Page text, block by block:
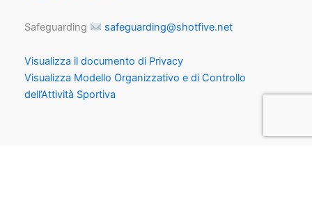
Safeguarding safeguarding@shotfive.net
Visualizza il documento di Privacy
Visualizza Modello Organizzativo e di Controllo
dell’Attività Sportiva